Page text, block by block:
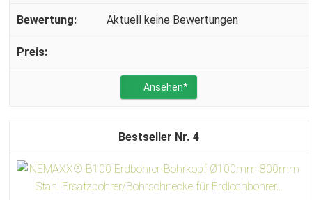
Aktuell keine Bewertungen
Ansehen*
4